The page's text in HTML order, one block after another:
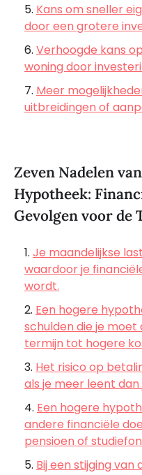
Kans om sneller
door een grotere
Verhoogde kans
woning door
Meer
uitbreidingen of
Zeven Nadelen
Hypotheek:
Gevolgen voor de
Je maandelijkse
waardoor je
wordt.
Een hogere
schulden die je moet
termijn tot hogere
Het risico op
als je meer leent
Een hogere
andere financiële
pensioen of
Bij een stijging van